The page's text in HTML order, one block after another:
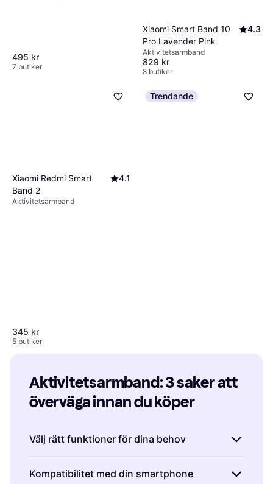
495 kr
7 butiker
Xiaomi Smart Band 10
Pro Lavender Pink
4.3
Aktivitetsarmband
829 kr
8 butiker
Xiaomi Redmi Smart
Band 2
4.1
Aktivitetsarmband
345 kr
5 butiker
Trendande
Aktivitetsarmband
142 kr
3 butiker
Aktivitetsarmband: 3 saker att
överväga innan du köper
Välj rätt funktioner för dina behov
viktigt att välja ett med funktioner som passar
Kompatibilitet med din smartphone